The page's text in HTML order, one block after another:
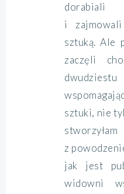
dorabiali
i
sztuką. Ale
zaczęli
sztuki, nie
z
jak jest
widowni